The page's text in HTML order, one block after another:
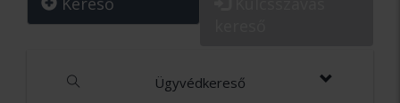
Ügyvédkereső